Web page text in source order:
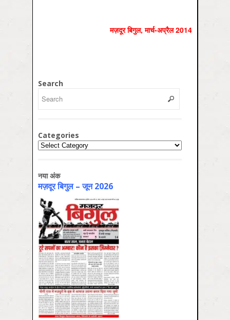
मज़दूर बिगुल,मार्च-अप्रैल2014
Search
Categories
Categories
नया अंक
मज़दूर बिगुल – जून 2026